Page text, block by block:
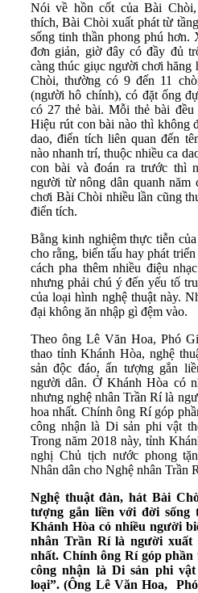
Nói về hồn cốt của Bài
thích, Bài Chòi xuất phát từ
sống tinh thần phong phú hơn.
đơn giản, giờ đây có đầy đủ
càng thúc giục người chơi
Chòi, thường có 9 đến 11
(người hô chính), có đặt ống
có 27 thẻ bài. Mỗi thẻ bài
Hiệu rút con bài nào thì không
dao, điển tích liên quan đến
nào nhanh trí, thuộc nhiều ca
con bài và đoán ra trước thì
người từ nông dân quanh
chơi Bài Chòi nhiều lần cũng
điển tích.
Bằng kinh nghiệm thực tiễn
cho rằng, biến tấu hay phát
cách pha thêm nhiều điệu
nhưng phải chú ý đến yếu tố
của loại hình nghệ thuật này.
đại không ăn nhập gì đệm vào.
Theo ông Lê Văn Hoa, Phó
thao tỉnh Khánh Hòa, nghệ
sản độc đáo, ấn tượng gắn
người dân. Ở Khánh Hòa có
nhưng nghệ nhân Trần Rí là
hoa nhất. Chính ông Rí góp
công nhận là Di sản phi vật
Trong năm 2018 này, tỉnh
nghị Chủ tịch nước phong
Nhân dân cho Nghệ nhân Trần
Nghệ thuật đàn, hát Bài
tượng gắn liền với đời sống
Khánh Hòa có nhiều người
nhân Trần Rí là người xuất
nhất. Chính ông Rí góp
công nhận là Di sản phi
loại”. (Ông Lê Văn Hoa,